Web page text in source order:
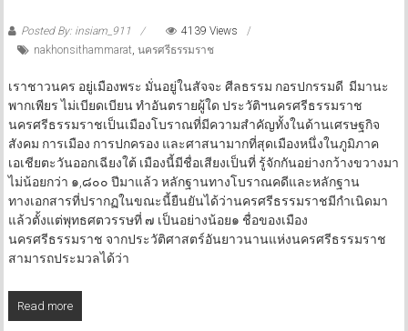
Posted By: insiam_911
4139 Views
nakhonsithammarat, นครศรีธรรมราช
เราชาวนคร อยู่เมืองพระ มั่นอยู่ในสัจจะ ศีลธรรม กอรปกรรมดี มีมานะ
พากเพียร ไม่เบียดเบียน ทำอันตรายผู้ใด ประวัติฯนครศรีธรรมราช
นครศรีธรรมราชเป็นเมืองโบราณที่มีความสำคัญทั้งในด้านเศรษฐกิจ
สังคม การเมือง การปกครอง และศาสนามากที่สุดเมืองหนึ่งในภูมิภาค
เอเชียตะวันออกเฉียงใต้ เมืองนี้มีชื่อเสียงเป็นที่ รู้จักกันอย่างกว้างขวางมา
ไม่น้อยกว่า ๑,๘๐๐ ปีมาแล้ว หลักฐานทางโบราณคดีและหลักฐาน
ทางเอกสารที่ปรากฏในขณะนี้ยืนยันได้ว่านครศรีธรรมราชมีกำเนิดมา
แล้วตั้งแต่พุทธศตวรรษที่ ๗ เป็นอย่างน้อย๑ ชื่อของเมือง
นครศรีธรรมราช จากประวัติศาสตร์อันยาวนานแห่งนครศรีธรรมราช
สามารถประมวลได้ว่า
Read more